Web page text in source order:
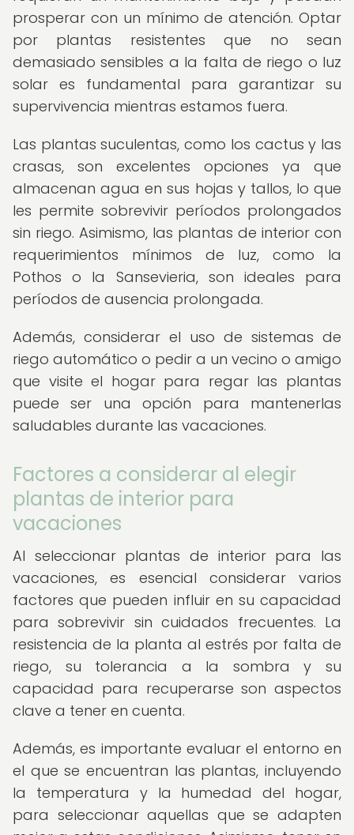
prosperar con un mínimo de atención. Optar
por plantas resistentes que no sean
demasiado sensibles a la falta de riego o luz
solar es fundamental para garantizar su
supervivencia mientras estamos fuera.
Las plantas suculentas, como los cactus y las
crasas, son excelentes opciones ya que
almacenan agua en sus hojas y tallos, lo que
les permite sobrevivir períodos prolongados
sin riego. Asimismo, las plantas de interior con
requerimientos mínimos de luz, como la
Pothos o la Sansevieria, son ideales para
períodos de ausencia prolongada.
Además, considerar el uso de sistemas de
riego automático o pedir a un vecino o amigo
que visite el hogar para regar las plantas
puede ser una opción para mantenerlas
saludables durante las vacaciones.
Factores a considerar al elegir
plantas de interior para
vacaciones
Al seleccionar plantas de interior para las
vacaciones, es esencial considerar varios
factores que pueden influir en su capacidad
para sobrevivir sin cuidados frecuentes. La
resistencia de la planta al estrés por falta de
riego, su tolerancia a la sombra y su
capacidad para recuperarse son aspectos
clave a tener en cuenta.
Además, es importante evaluar el entorno en
el que se encuentran las plantas, incluyendo
la temperatura y la humedad del hogar,
para seleccionar aquellas que se adapten